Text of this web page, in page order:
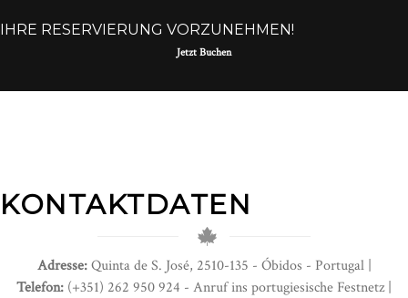
IHRE RESERVIERUNG VORZUNEHMEN!
Jetzt Buchen
KONTAKTDATEN
Adresse:Quinta de S. José, 2510-135 - Óbidos - Portugal |
Telefon: (+351) 262 950 924 - Anruf ins portugiesische Festnetz |